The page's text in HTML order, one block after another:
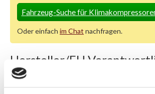
Fahrzeug-Suche für
Oder einfach im Chat nachfragen.
Hersteller/EU
Person
Hersteller